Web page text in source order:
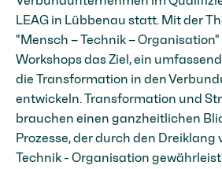
LEAG in Lübbenau statt. Mit der
"Mensch – Technik –
Workshops das Ziel, ein
die Transformation in den
entwickeln. Transformation und
brauchen einen ganzheitlichen
Prozesse, der durch den Dreiklang
Technik - Organisation